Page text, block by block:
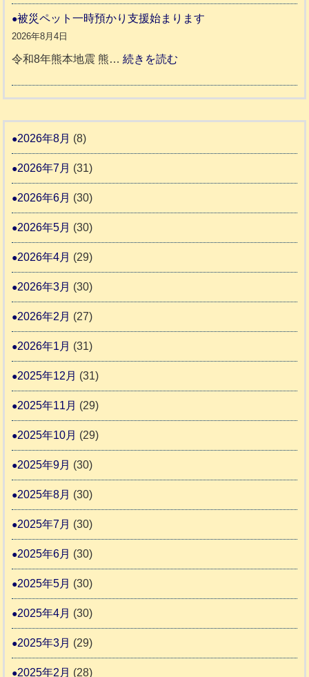
氷
城
市
市
ッ
さ
ト
人
記
4
和
被災ペット一時預かり支援始まります
2026年8月4日
令和8年熊本地震 熊…続きを読む
災
ト
預
支
ま
2026年8月 (8)
2026年7月 (31)
2026年6月 (30)
2026年5月 (30)
2026年4月 (29)
2026年3月 (30)
2026年2月 (27)
2026年1月 (31)
2025年12月 (31)
2025年11月 (29)
2025年10月 (29)
2025年9月 (30)
2025年8月 (30)
2025年7月 (30)
2025年6月 (30)
2025年5月 (30)
2025年4月 (30)
2025年3月 (29)
2025年2月 (28)